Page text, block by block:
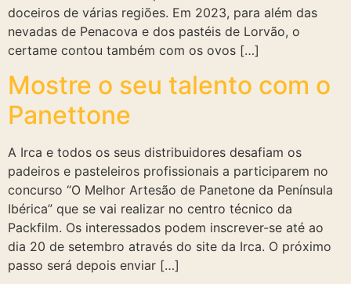
doceiros de várias regiões. Em 2023, para além das
nevadas de Penacova e dos pastéis de Lorvão, o
certame contou também com os ovos […]
Mostre o seu talento com o
Panettone
A Irca e todos os seus distribuidores desafiam os
padeiros e pasteleiros profissionais a participarem no
concurso “O Melhor Artesão de Panetone da Península
Ibérica” que se vai realizar no centro técnico da
Packfilm. Os interessados ​​podem inscrever-se até ao
dia 20 de setembro através do site da Irca. O próximo
passo será depois enviar […]